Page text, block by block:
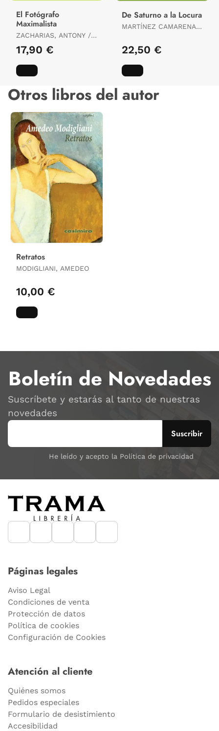
El Fotógrafo
Maximalista
ZACHARIAS, ANTONY /
17,90 €
De Saturno a la Locura
MARTÍNEZ CAMARENA,
22,50 €
Otros libros del autor
Retratos
MODIGLIANI, AMEDEO
10,00 €
Boletín de Novedades
Suscríbete y estarás al tanto de nuestras
novedades
He leído y acepto la Política de privacidad
Páginas legales
Aviso Legal
Condiciones de venta
Protección de datos
Política de cookies
Configuración de Cookies
Atención al cliente
Quiénes somos
Pedidos especiales
Formulario de desistimiento
Accesibilidad